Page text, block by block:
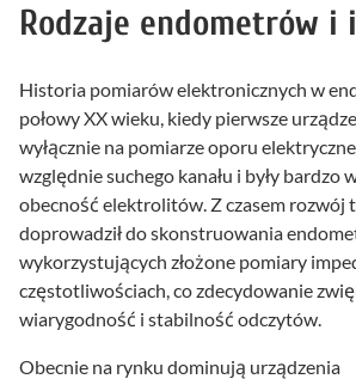
Rodzaje endometrów i
Historia pomiarów elektronicznych w
połowy XX wieku, kiedy pierwsze
wyłącznie na pomiarze oporu
względnie suchego kanału i były bardzo
obecność elektrolitów. Z czasem rozwój
doprowadził do skonstruowania
wykorzystujących złożone pomiary
częstotliwościach, co zdecydowanie
wiarygodność i stabilność odczytów.
Obecnie na rynku dominują urządzenia